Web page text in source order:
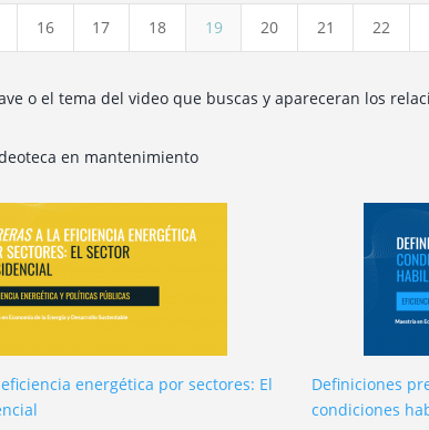
16 17 18 19 20 21 22
o el tema del video que buscas y apareceran los
en mantenimiento
energética por sectores: El
Definiciones
condiciones